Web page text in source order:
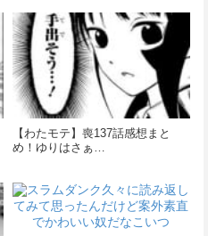
【わたモテ】喪137話感想まと
め！ゆりはさぁ…